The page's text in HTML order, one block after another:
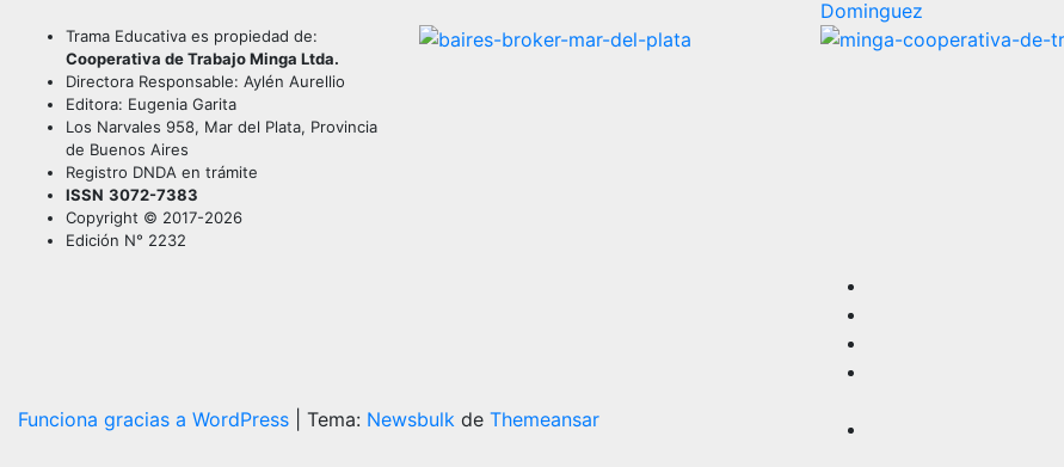
Dominguez
Trama Educativa es propiedad de:
Cooperativa de Trabajo Minga Ltda.
Directora Responsable: Aylén Aurellio
Editora: Eugenia Garita
Los Narvales 958, Mar del Plata, Provincia
de Buenos Aires
Registro DNDA en trámite
ISSN 3072-7383
Copyright © 2017-2026
Edición N° 2232
Funciona gracias a WordPress Tema: Newsbulk de Themeansar